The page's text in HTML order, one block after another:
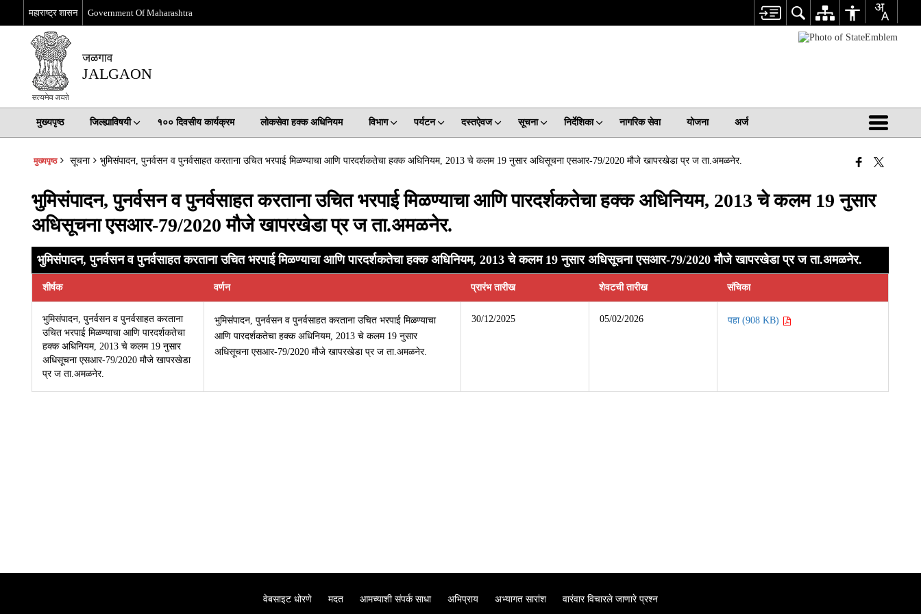
महाराष्ट्र शासन Government Of Maharashtra
जळगाव
JALGAON
मुख्यपृष्ठ जिल्ह्याविषयी १०० दिवसीय कार्यक्रम लोकसेवा हक्क अधिनियम विभाग पर्यटन दस्तऐवज सूचना निर्देशिका नागरिक सेवा योजना अर्ज
मुख्यपृष्ठ सूचना भुमिसंपादन, पुनर्वसन व पुनर्वसाहत करताना उचित भरपाई मिळण्याचा आणि पारदर्शकतेचा हक्क अधिनियम, 2013 चे कलम 19 नुसार अधिसूचना एसआर-79/2020 मौजे खापरखेडा प्र ज ता.अमळनेर.
भुमिसंपादन, पुनर्वसन व पुनर्वसाहत करताना उचित भरपाई मिळण्याचा आणि पारदर्शकतेचा हक्क अधिनियम, 2013 चे कलम 19 नुसार
अधिसूचना एसआर-79/2020 मौजे खापरखेडा प्र ज ता.अमळनेर.
भुमिसंपादन, पुनर्वसन व पुनर्वसाहत करताना उचित भरपाई मिळण्याचा आणि पारदर्शकतेचा हक्क अधिनियम, 2013 चे कलम 19 नुसार अधिसूचना एसआर-79/2020 मौजे खापरखेडा प्र ज ता.अमळनेर.
शीर्षक वर्णन प्रारंभ तारीख शेवटची तारीख संचिका
भुमिसंपादन, पुनर्वसन व पुनर्वसाहत करताना
उचित भरपाई मिळण्याचा आणि पारदर्शकतेचा
हक्क अधिनियम, 2013 चे कलम 19 नुसार
अधिसूचना एसआर-79/2020 मौजे खापरखेडा
प्र ज ता.अमळनेर.
भुमिसंपादन, पुनर्वसन व पुनर्वसाहत करताना उचित भरपाई मिळण्याचा
आणि पारदर्शकतेचा हक्क अधिनियम, 2013 चे कलम 19 नुसार
अधिसूचना एसआर-79/2020 मौजे खापरखेडा प्र ज ता.अमळनेर.
30/12/2025 05/02/2026 पहा (908 KB)
वेबसाइट धोरणे मदत आमच्याशी संपर्क साधा अभिप्राय अभ्यागत सारांश वारंवार विचारले जाणारे प्रश्न